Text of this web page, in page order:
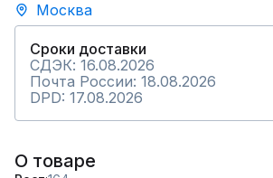
Москва
Сроки доставки
СДЭК: 16.08.2026
Почта России: 18.08.2026
DPD: 17.08.2026
О товаре